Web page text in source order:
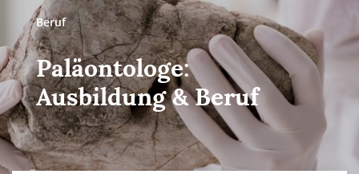
Beruf
Paläontologe:
Ausbildung & Beruf